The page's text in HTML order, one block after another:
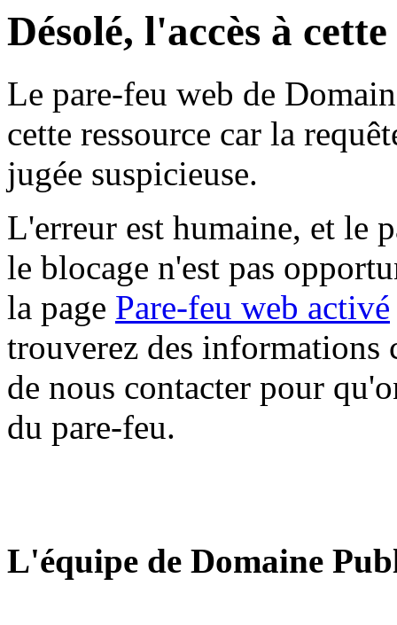
Désolé, l'accès à
Le pare-feu web de
cette ressource car la
jugée suspicieuse.
L'erreur est humaine, et le
le blocage n'est pas
la page Pare-feu web activé
trouverez des informations
de nous contacter pour
du pare-feu.
L'équipe de Domaine